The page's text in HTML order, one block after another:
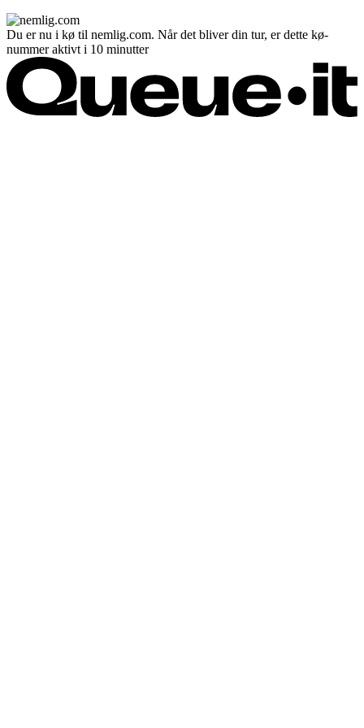
Du er nu i kø til nemlig.com. Når det bliver din tur, er dette kø-
nummer aktivt i 10 minutter